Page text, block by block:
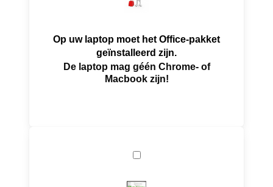
Op uw laptop moet het Office-pakket
geïnstalleerd zijn.
De laptop mag géén Chrome- of
Macbook zijn!